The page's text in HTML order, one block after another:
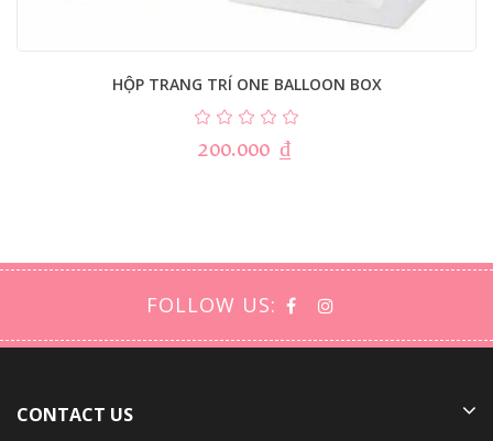
HỘP TRANG TRÍ ONE BALLOON BOX
200.000 ₫
FOLLOW US:
CONTACT US